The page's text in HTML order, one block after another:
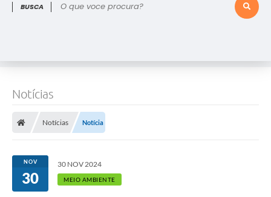
O que voce procura?
Notícias
Notícias Notícia
NOV
30
30 NOV 2024
MEIO AMBIENTE